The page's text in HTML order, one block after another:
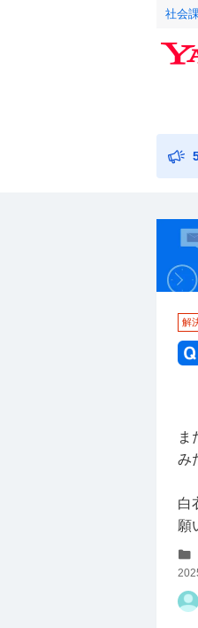
社会
解
ま
み
白
願